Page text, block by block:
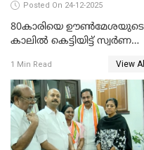
Posted On 24-12-2025
80കാരിയെ ഊൺമേശയുടെ
കാലിൽ കെട്ടിയിട്ട് സ്വർണവും
കൊച്ചുമകനും സുഹൃത്തും
അറസ്റ്റിൽ
1 Min Read View All